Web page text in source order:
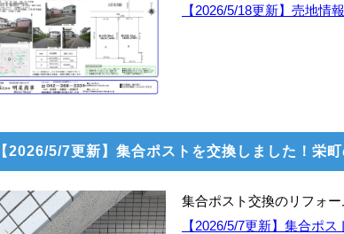
【2026/5/18更新】売地
【2026/5/7更新】集合ポストを交換しました！栄
集合ポスト交換のリフォ
【2026/5/7更新】集合ポ